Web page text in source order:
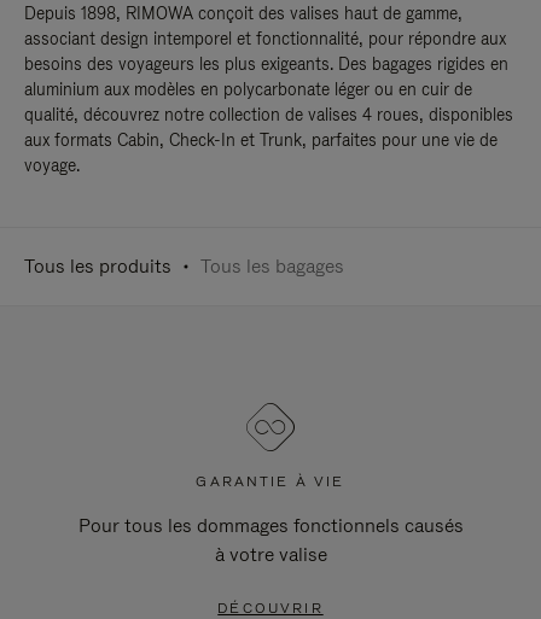
Depuis 1898, RIMOWA conçoit des valises haut de gamme,
associant design intemporel et fonctionnalité, pour répondre aux
besoins des voyageurs les plus exigeants. Des bagages rigides en
aluminium aux modèles en polycarbonate léger ou en cuir de
qualité, découvrez notre collection de valises 4 roues, disponibles
aux formats Cabin, Check-In et Trunk, parfaites pour une vie de
voyage.
Tous les produits Tous les bagages
GARANTIE À VIE
Pour tous les dommages fonctionnels causés
à votre valise
DÉCOUVRIR